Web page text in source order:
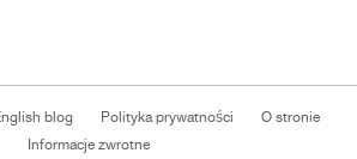
blog Polityka prywatności
O stronie
Informacje zwrotne